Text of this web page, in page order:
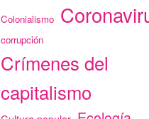
Colonialismo
corrupción
Crímenes del
capitalismo